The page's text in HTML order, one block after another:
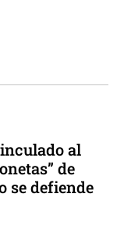
al
de
se defiende